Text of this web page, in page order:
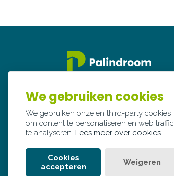
We gebruiken cookies
We gebruiken onze en third-party cookies
om content te personaliseren en web traffic
te analyseren. Lees meer over cookies
Cookies
accepteren
Weigeren